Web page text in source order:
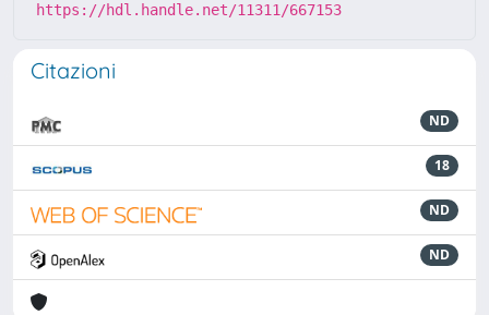
https://hdl.handle.net/11311/667153
Citazioni
ND
18
ND
ND